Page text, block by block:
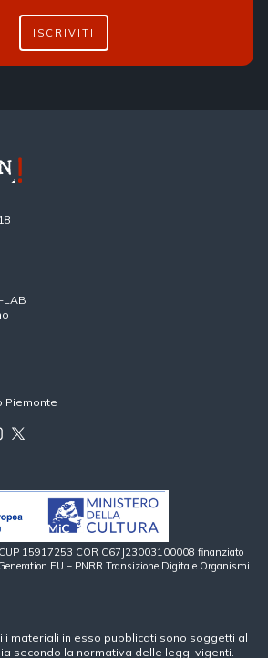
ISCRIVITI
LAB
Piemonte
15917253 COR C67J23003100008 finanziato
EU – PNRR Transizione Digitale Organismi
i materiali in esso pubblicati sono soggetti al
secondo la normativa delle leggi vigenti.